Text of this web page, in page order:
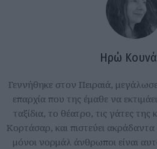
Ηρώ
Γεννήθηκε στον Πειραιά,
επαρχία που της έμαθε να
ταξίδια, το θέατρο, τις γάτες της
Κορτάσαρ, και πιστεύει ακράδαντα
μόνοι νορμάλ άνθρωποι είναι